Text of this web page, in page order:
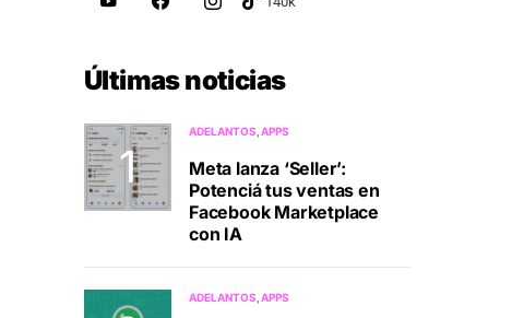
Últimas noticias
ADELANTOS APPS
Meta lanza ‘Seller’:
Potenciá tus ventas en
Facebook Marketplace
con IA
ADELANTOS APPS